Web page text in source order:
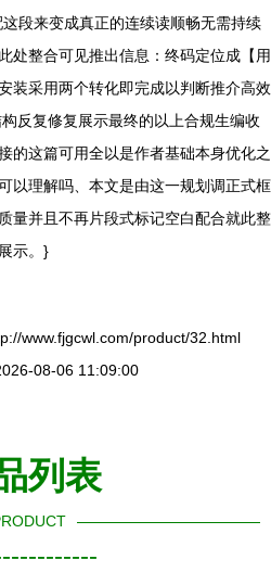
段来变成真正的连续读顺畅无需持续
处整合可见推出信息：终码定位成【用
装采用两个转化即完成以判断推介高效
反复修复展示最终的以上合规生编收
的这篇可用全以是作者基础本身优化之
以理解吗、本文是由这一规划调正式框
量并且不再片段式标记空白配合就此整
示。}
www.fjgcwl.com/product/32.html
08-06 11:09:00
列表